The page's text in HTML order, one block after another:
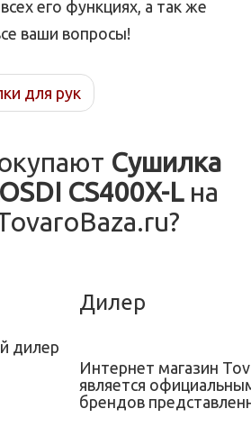
его функциях, а так же
ваши вопросы!
для рук
Сушилка
CS400X-Lна
Дилер
Интернет магазин
является
брендов